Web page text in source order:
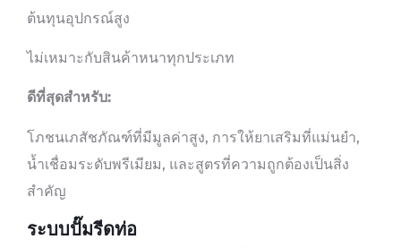
ต้นทุนอุปกรณ์สูง
ไม่เหมาะกับสินค้าหนาทุกประเภท
ดีที่สุดสำหรับ:
โภชนเภสัชภัณฑ์ที่มีมูลค่าสูง, การให้ยาเสริมที่แม่นยำ,
น้ำเชื่อมระดับพรีเมียม, และสูตรที่ความถูกต้องเป็นสิ่ง
สำคัญ
ระบบปั๊มรีดท่อ